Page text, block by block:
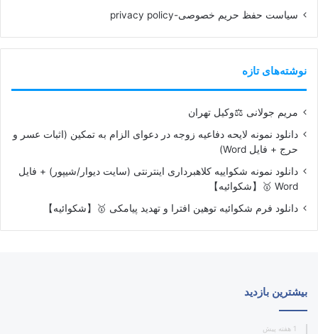
سیاست حفظ حریم خصوصی-privacy policy
نوشته‌های تازه
مریم جولانی ⚖️وکیل تهران
دانلود نمونه لایحه دفاعیه زوجه در دعوای الزام به تمکین (اثبات عسر و
حرج + فایل Word)
دانلود نمونه شکواییه کلاهبرداری اینترنتی (سایت دیوار/شیپور) + فایل
Word 🥇【شکوائیه】
دانلود فرم شکوائیه توهین افترا و تهدید پیامکی 🥇【شکوائیه】
بیشترین بازدید
1 هفته پیش